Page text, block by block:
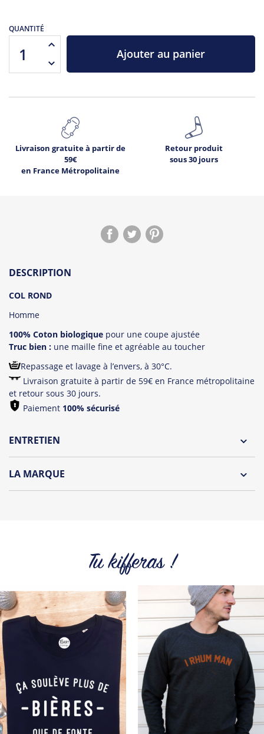
QUANTITÉ
Ajouter au panier
Livraison gratuite à partir de
59€
en France Métropolitaine
Retour produit
sous 30 jours
DESCRIPTION
COL ROND
Homme
100% Coton biologique pour une coupe ajustée
Truc bien : une maille fine et agréable au toucher
Repassage et lavage à l’envers, à 30°C.
Livraison gratuite à partir de 59€ en France métropolitaine
et retour sous 30 jours.
Paiement 100% sécurisé
ENTRETIEN
LA MARQUE
Tu kifferas !